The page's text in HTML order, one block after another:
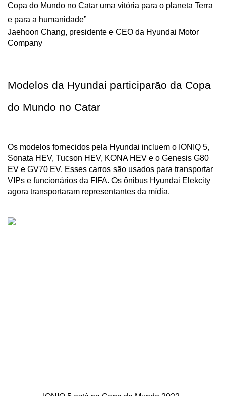
Copa do Mundo no Catar uma vitória para o planeta Terra
e para a humanidade”
Jaehoon Chang, presidente e CEO da Hyundai Motor
Company
Modelos da Hyundai participarão da Copa
do Mundo no Catar
Os modelos fornecidos pela Hyundai incluem o IONIQ 5,
Sonata HEV, Tucson HEV, KONA HEV e o Genesis G80
EV e GV70 EV. Esses carros são usados ​​para transportar
VIPs e funcionários da FIFA. Os ônibus Hyundai Elekcity
agora transportaram representantes da mídia.